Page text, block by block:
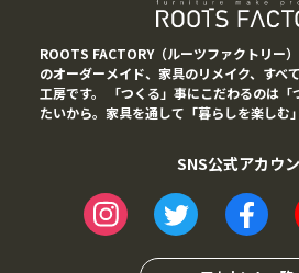
ROOTS FACTORY（ルーツファクトリー
のオーダーメイド、家具のリメイク、すべ
工房です。 「つくる」事にこだわるのは
たいから。家具を通して「暮らしを楽しむ
SNS公式アカウ